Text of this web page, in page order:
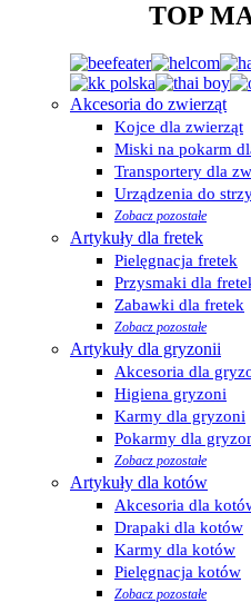
TOP
Akcesoria do zwierząt
Kojce dla zwierząt
Miski na pokarm
Transportery dla
Urządzenia do
Zobacz pozostałe
Artykuły dla fretek
Pielęgnacja fretek
Przysmaki dla
Zabawki dla fretek
Zobacz pozostałe
Artykuły dla gryzonii
Akcesoria dla
Higiena gryzoni
Karmy dla gryzoni
Pokarmy dla
Zobacz pozostałe
Artykuły dla kotów
Akcesoria dla
Drapaki dla kotów
Karmy dla kotów
Pielęgnacja kotów
Zobacz pozostałe